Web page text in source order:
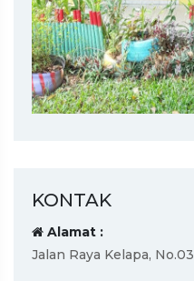
KONTAK
Alamat :
Jalan Raya Kelapa, No.03